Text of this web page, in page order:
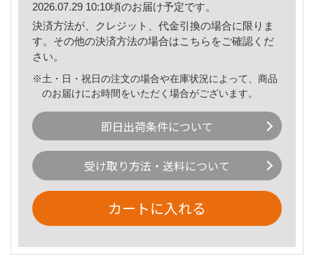
2026.07.29 10:10頃のお届け予定です。
決済方法が、クレジット、代金引換の場合に限りま
す。その他の決済方法の場合はこちら をご確認くだ
さい。
※土・日・祝日の注文の場合や在庫状況によって、商品
のお届けにお時間をいただく場合がございます。
即日出荷条件について
受け取り方法・送料について
カートに入れる